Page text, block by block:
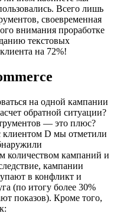
Всего лишь
своевременная
внимания проработке
текстовых
на 72%!
на одной кампании
обратной ситуации?
— это плюс?
клиентом D мы отметили
количеством кампаний и
кампании
в конфликт и
(по итогу более 30%
показов). Кроме того,